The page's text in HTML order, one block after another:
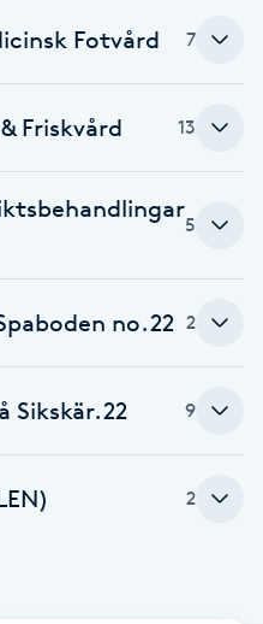
Fotvård 7
& Friskvård 13
5
no.22 2
Sikskär.22 9
2